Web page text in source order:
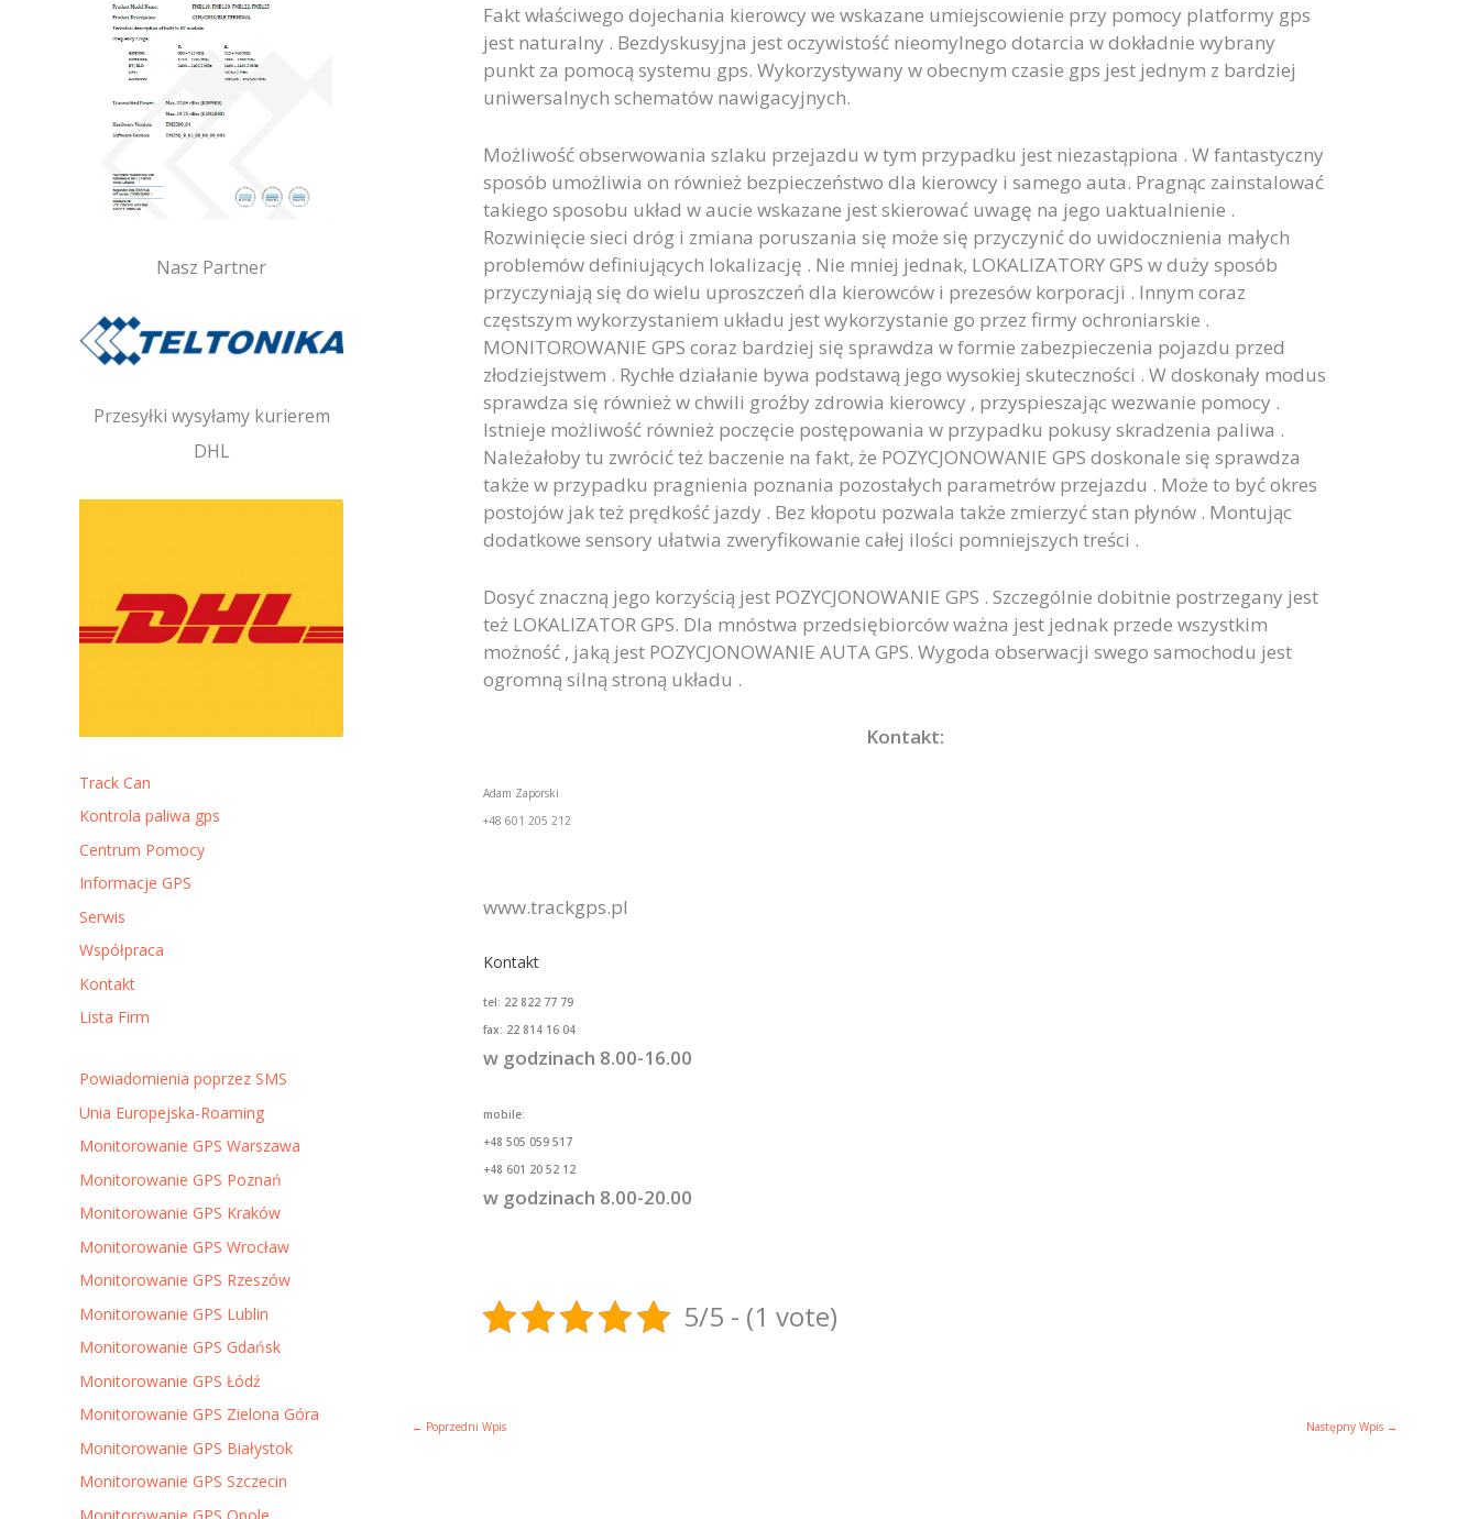
Nasz Partner
Przesyłki wysyłamy kurierem
DHL
Track Can
Kontrola paliwa gps
Centrum Pomocy
Informacje GPS
Serwis
Współpraca
Kontakt
Lista Firm
Powiadomienia poprzez SMS
Unia Europejska-Roaming
Monitorowanie GPS Warszawa
Monitorowanie GPS Poznań
Monitorowanie GPS Kraków
Monitorowanie GPS Wrocław
Monitorowanie GPS Rzeszów
Monitorowanie GPS Lublin
Monitorowanie GPS Gdańsk
Monitorowanie GPS Łódź
Monitorowanie GPS Zielona Góra
Monitorowanie GPS Białystok
Monitorowanie GPS Szczecin
Monitorowanie GPS Opole
Fakt właściwego dojechania kierowcy we wskazane umiejscowienie przy pomocy platformy gps
jest naturalny . Bezdyskusyjna jest oczywistość nieomylnego dotarcia w dokładnie wybrany
punkt za pomocą systemu gps. Wykorzystywany w obecnym czasie gps jest jednym z bardziej
uniwersalnych schematów nawigacyjnych.
Możliwość obserwowania szlaku przejazdu w tym przypadku jest niezastąpiona . W fantastyczny
sposób umożliwia on również bezpieczeństwo dla kierowcy i samego auta. Pragnąc zainstalować
takiego sposobu układ w aucie wskazane jest skierować uwagę na jego uaktualnienie .
Rozwinięcie sieci dróg i zmiana poruszania się może się przyczynić do uwidocznienia małych
problemów definiujących lokalizację . Nie mniej jednak, LOKALIZATORY GPS w duży sposób
przyczyniają się do wielu uproszczeń dla kierowców i prezesów korporacji . Innym coraz
częstszym wykorzystaniem układu jest wykorzystanie go przez firmy ochroniarskie .
MONITOROWANIE GPS coraz bardziej się sprawdza w formie zabezpieczenia pojazdu przed
złodziejstwem . Rychłe działanie bywa podstawą jego wysokiej skuteczności . W doskonały modus
sprawdza się również w chwili groźby zdrowia kierowcy , przyspieszając wezwanie pomocy .
Istnieje możliwość również poczęcie postępowania w przypadku pokusy skradzenia paliwa .
Należałoby tu zwrócić też baczenie na fakt, że POZYCJONOWANIE GPS doskonale się sprawdza
także w przypadku pragnienia poznania pozostałych parametrów przejazdu . Może to być okres
postojów jak też prędkość jazdy . Bez kłopotu pozwala także zmierzyć stan płynów . Montując
dodatkowe sensory ułatwia zweryfikowanie całej ilości pomniejszych treści .
Dosyć znaczną jego korzyścią jest POZYCJONOWANIE GPS . Szczególnie dobitnie postrzegany jest
też LOKALIZATOR GPS. Dla mnóstwa przedsiębiorców ważna jest jednak przede wszystkim
możność , jaką jest POZYCJONOWANIE AUTA GPS. Wygoda obserwacji swego samochodu jest
ogromną silną stroną układu .
Kontakt:
Adam Zaporski
+48 601 205 212
www.trackgps.pl
Kontakt
tel: 22 822 77 79
fax: 22 814 16 04
w godzinach 8.00-16.00
mobile:
+48 505 059 517
+48 601 20 52 12
w godzinach 8.00-20.00
5/5 - (1 vote)
← Poprzedni Wpis Następny Wpis →